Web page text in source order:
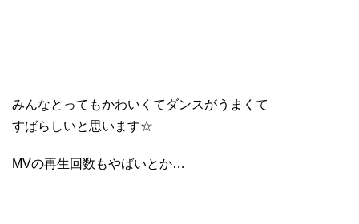
みんなとってもかわいくてダンスがうまくて
すばらしいと思います☆
MVの再生回数もやばいとか…